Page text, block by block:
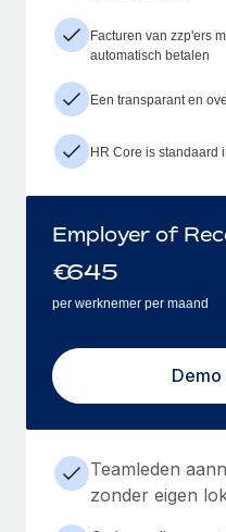
Facturen van zzp'ers
automatisch betalen
Een transparant en
HR Core is standaard
Employer of
€645
per werknemer per maand
Teamleden
zonder eigen